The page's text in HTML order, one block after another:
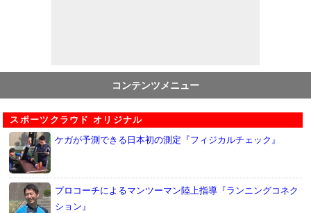
コンテンツメニュー
スポーツクラウド オリジナル
ケガが予測できる日本初の測定『フィジカルチェック』
プロコーチによるマンツーマン陸上指導『ランニングコネク
ション』